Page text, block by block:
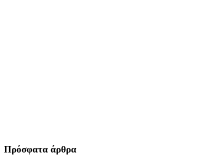
Πρόσφατα άρθρα